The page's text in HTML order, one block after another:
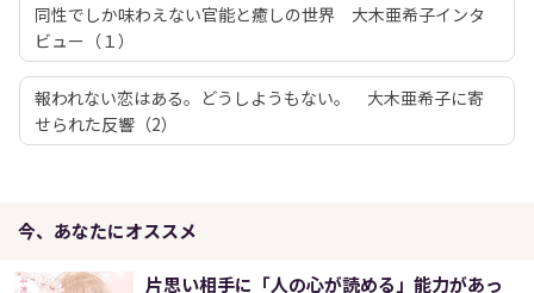
同性でしか味わえない官能と癒しの世界 大木亜希子インタ
ビュー（１）
報われない恋はある。どうしようもない。 大木亜希子に寄
せられた反響（2）
今、あなたにオススメ
片思い相手に「人の心が読める」能力があっ